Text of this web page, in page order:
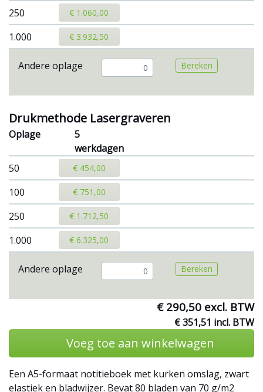
Een A5-formaat notitieboek met kurken omslag, zwart
elastiek en bladwijzer. Bevat 80 bladen van 70 g/m2
250 € 1.060,00
1.000 € 3.932,50
Andere oplage Bereken
Drukmethode Lasergraveren
Oplage
5
werkdagen
50
€ 454,00
100 € 751,00
250 € 1.712,50
1.000 € 6.325,00
Andere oplage Bereken
€ 290,50 excl. BTW
€ 351,51 incl. BTW
Voeg toe aan winkelwagen